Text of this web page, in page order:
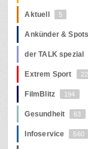
Aktuell 5
Ankünder & Spots
der TALK spezial
Extrem Sport 22
FilmBlitz 194
Gesundheit 63
Infoservice 560